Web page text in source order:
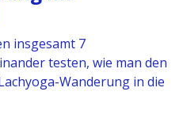
insgesamt 7
testen, wie man den
Wanderung in die